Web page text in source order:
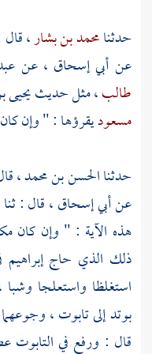
حدثنامحمد بن بشار، قال
عن أبي إسحاق ، عن
طالب، مثل حديثيحيى
مسعوديقرؤها : " وإن
حدثناالحسن بن محمد،
عنأبي إسحاق، قال : ثنا
هذه الآية : " وإن كان
ذلك الذي حاجإبراهيم
استغلظا واستعلجا
بوتد إلى تابوت ،
قال : ورفع في التابوت